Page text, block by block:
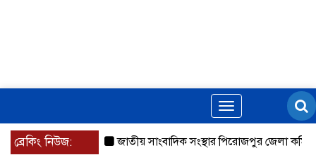
Toggle
navigation
ব্রেকিং নিউজ: জাতীয় সাংবাদিক সংস্থার পিরোজপুর জেলা কমিটি